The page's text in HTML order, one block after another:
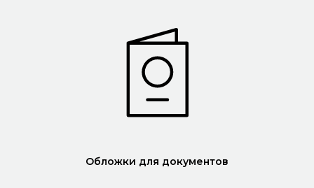
Обложки для документов